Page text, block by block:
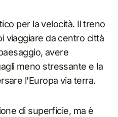
per la velocità. Il treno
viaggiare da centro città
avere
meno stressante e la
l’Europa via terra.
di superficie, ma è